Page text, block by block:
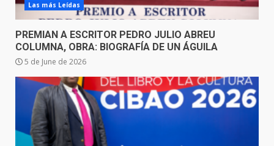
Las más Leídas
PREMIAN A ESCRITOR PEDRO JULIO ABREU
COLUMNA, OBRA: BIOGRAFÍA DE UN ÁGUILA
5 de June de 2026